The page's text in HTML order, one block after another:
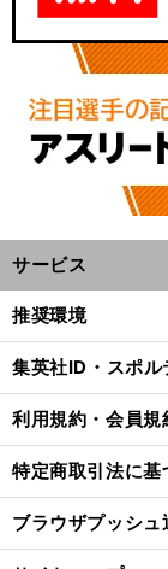
サービス
推奨環境
集英社ID・スポ
利用規約・会員規
特定商取引法に
ブラウザプッシュ